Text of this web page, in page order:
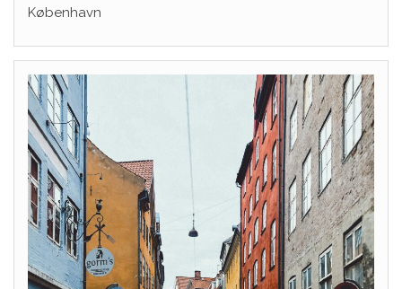
København